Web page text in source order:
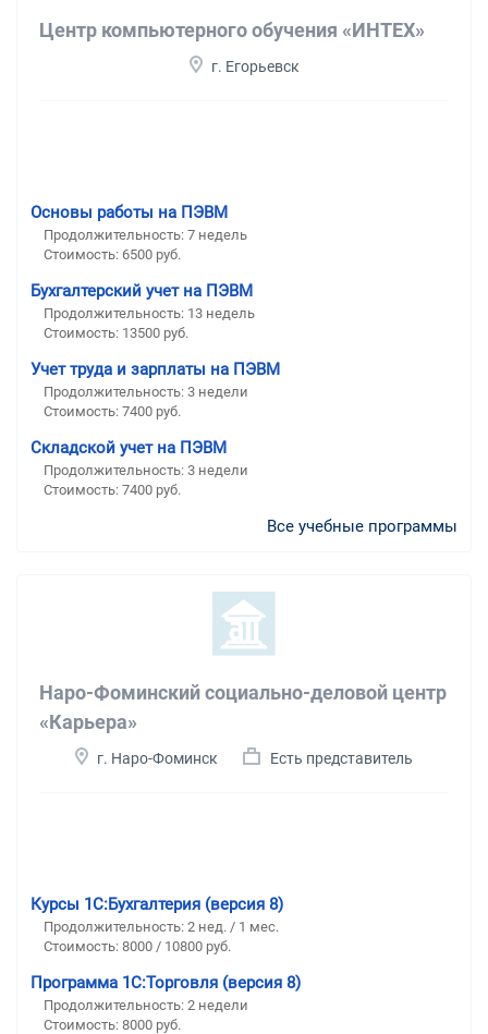
Центр компьютерного обучения «ИНТЕХ»
г. Егорьевск
Основы работы на ПЭВМ
Продолжительность: 7 недель
Стоимость: 6500 руб.
Бухгалтерский учет на ПЭВМ
Продолжительность: 13 недель
Стоимость: 13500 руб.
Учет труда и зарплаты на ПЭВМ
Продолжительность: 3 недели
Стоимость: 7400 руб.
Складской учет на ПЭВМ
Продолжительность: 3 недели
Стоимость: 7400 руб.
Все учебные программы
Наро-Фоминский социально-деловой центр
«Карьера»
г. Наро-Фоминск Есть представитель
Курсы 1С:Бухгалтерия (версия 8)
Продолжительность: 2 нед. / 1 мес.
Стоимость: 8000 / 10800 руб.
Программа 1С:Торговля (версия 8)
Продолжительность: 2 недели
Стоимость: 8000 руб.